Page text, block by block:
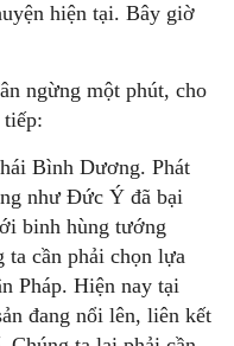
hiện tại. Bây giờ
ngừng một phút, cho
Bình Dương. Phát
như Đức Ý đã bại
binh hùng tướng
ta cần phải chọn lựa
Pháp. Hiện nay tại
đang nổi lên, liên kết